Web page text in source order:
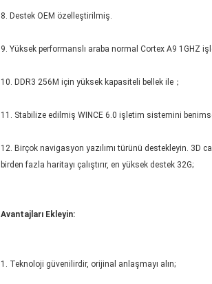
8. Destek OEM özelleştirilmiş.
9. Yüksek performanslı araba normal Cortex A9 1GHZ
10. DDR3 256M için yüksek kapasiteli bellek ile；
11. Stabilize edilmiş WINCE 6.0 işletim sistemini
12. Birçok navigasyon yazılımı türünü destekleyin. 3D
birden fazla haritayı çalıştırır, en yüksek destek 32G;
Avantajları Ekleyin:
1. Teknoloji güvenilirdir, orijinal anlaşmayı alın;